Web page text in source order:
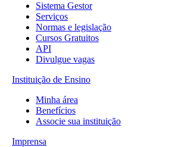
Sistema Gestor
Serviços
Normas e legislação
Cursos Gratuitos
API
Divulgue vagas
Instituição de Ensino
Minha área
Benefícios
Associe sua instituição
Imprensa